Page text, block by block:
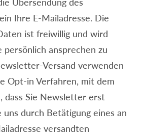
Ihre E-Mailadresse. Die
ist freiwillig und wird
ansprechen zu
Versand verwenden
Opt-in Verfahren, mit dem
dass Sie Newsletter erst
durch Betätigung eines an
versandten